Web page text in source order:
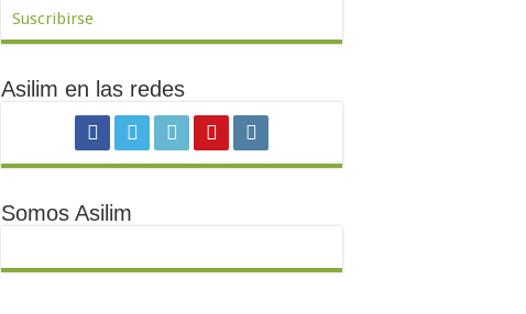
Suscribirse
Asilim en las redes
Somos Asilim